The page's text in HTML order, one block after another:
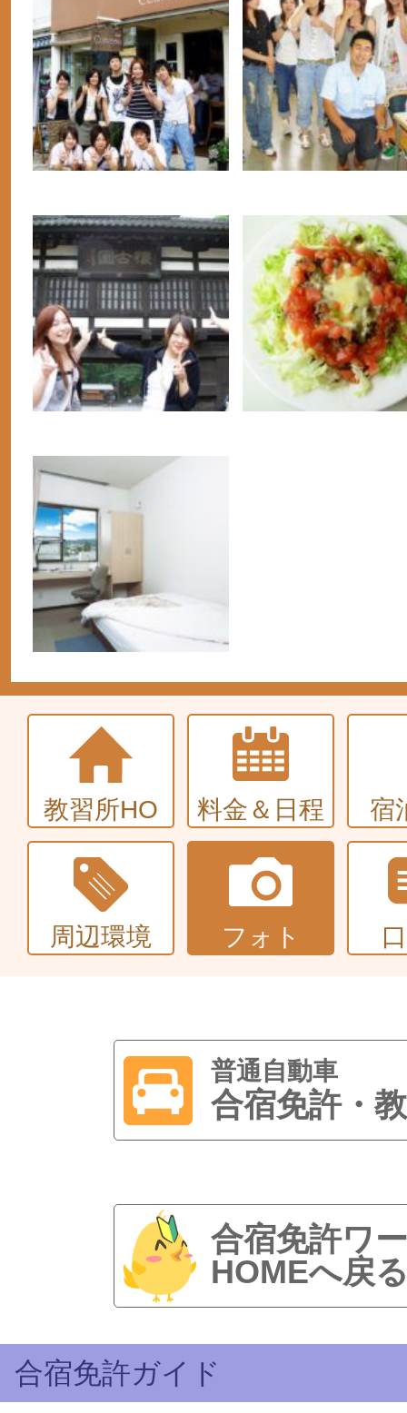
教習所HO 料金＆日程 宿
周辺環境 フォト
普通自動車
合宿免許・
合宿免許ワ
HOMEへ戻
合宿免許ガイド